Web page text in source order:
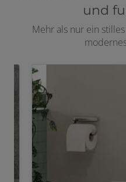
und
Mehr als nur ein